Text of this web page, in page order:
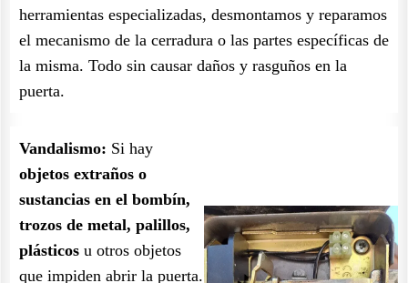
herramientas especializadas, desmontamos y reparamos
el mecanismo de la cerradura o las partes específicas de
la misma. Todo sin causar daños y rasguños en la
puerta.
Vandalismo: Si hay
objetos extraños o
sustancias en el bombín,
trozos de metal, palillos,
plásticos u otros objetos
que impiden abrir la puerta.